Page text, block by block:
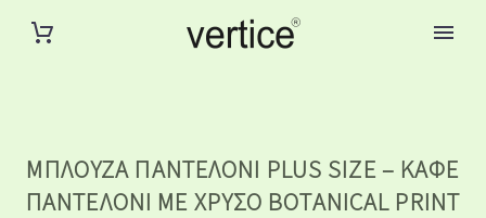
ΜΠΛΟΎΖΑ ΠΑΝΤΕΛΌΝΙ PLUS SIZE – ΚΑΦΈ
ΠΑΝΤΕΛΌΝΙ ΜΕ ΧΡΥΣΌ BOTANICAL PRINT